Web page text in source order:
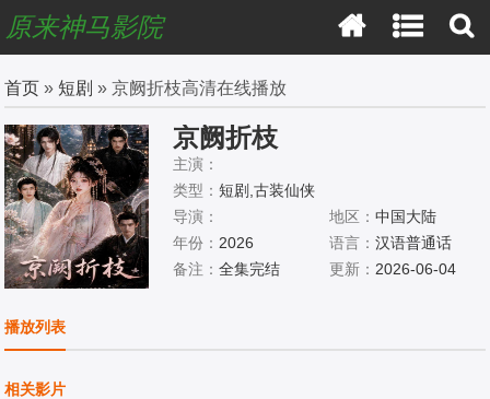
原来神马影院
首页 »短剧 » 京阙折枝高清在线播放
京阙折枝
主演：
类型：短剧,古装仙侠
导演：
地区： 中国大陆
年份： 2026 语言： 汉语普通话
备注：全集完结 更新： 2026-06-04
播放列表
相关影片